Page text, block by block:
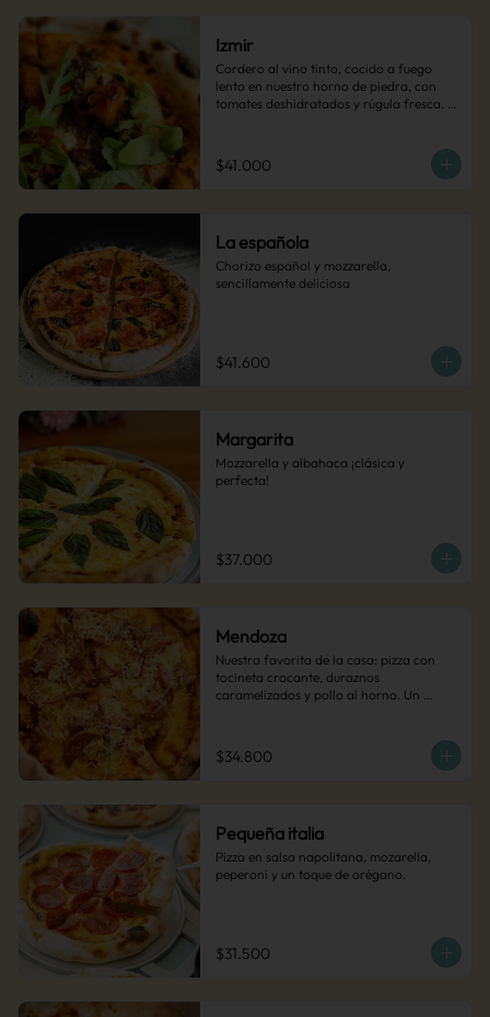
Izmir
Cordero al vino tinto, cocido a fuego
lento en nuestro horno de piedra, con
tomates deshidratados y rúgula fresca.
$41.000
La española
Chorizo español y mozzarella,
sencillamente deliciosa
$41.600
Margarita
Mozzarella y albahaca ¡clásica y
perfecta!
$37.000
Mendoza
Nuestra favorita de la casa: pizza con
tocineta crocante, duraznos
caramelizados y pollo al horno. Un
$34.800
Pequeña italia
Pizza en salsa napolitana, mozarella,
peperoni y un toque de orégano.
$31.500